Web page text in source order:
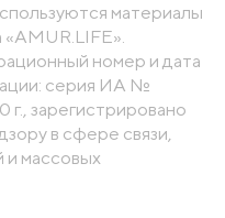
материалы
номер и дата
серия ИА №
зарегистрировано
в сфере связи,
и массовых